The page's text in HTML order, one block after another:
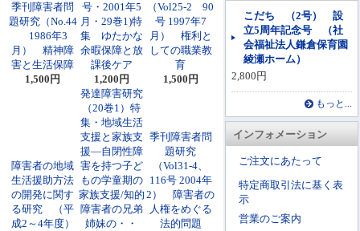
こだち （2号） 設
立5周年記念号 （社
会福祉法人鎌倉保育園
綾瀬ホーム）
2,800円
もっと...
インフォメーション
ご注文にあたって
特定商取引法に基く表
示
営業のご案内
季刊障害者問
題研究（No.44
1986年3
月） 精神障
害と生活保障
1,500円
号・2001年5
月・29巻1)特
集 ゆたかな
余暇保障と放
課後ケア
1,200円
（Vol25-2 90
号 1997年7
月） 権利と
しての職業教
育
1,500円
障害者の地域
生活援助方法
の開発に関す
る研究 （平
成2～4年度）
発達障害研究
（20巻1）特
集・地域生活
支援と家族支
援―自閉性障
害を持つ子ど
もの学童期の
家族支援/知的
障害者の兄弟
姉妹の・・
季刊障害者問
題研究
（Vol31-4、
116号 2004年
2） 障害者の
人権をめぐる
法的問題